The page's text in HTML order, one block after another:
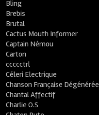
Bling
Brebis
Brutal
Cactus Mouth Informer
Captain Némou
Carton
ccccctrl
Céleri Electrique
Chanson Française Dégénérée
Chantal Affectif
Charlie O.S